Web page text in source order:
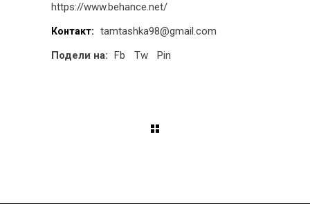
https://www.behance.net/
Контакт:
tamtashka98@gmail.com
Подели на: Fb Tw Pin